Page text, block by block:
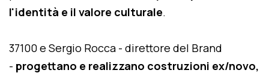
l'identità e il valore culturale.
37100 e Sergio Rocca - direttore del Brand
- progettano e realizzano costruzioni ex/novo,